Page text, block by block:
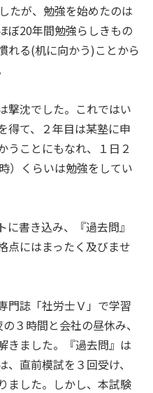
たが、勉強を始めたのは
ぼ20年間勉強らしきもの
れる(机に向かう)ことから
撃沈でした。これではい
得て、２年目は某塾に申
うことにもなれ、１日２
）くらいは勉強をしてい
書き込み、『過去問』
点にはまったく及びませ
門誌「社労士Ｖ」で学習
３時間と会社の昼休み、
きました。『過去問』は
直前模試を３回受け、
ました。しかし、本試験